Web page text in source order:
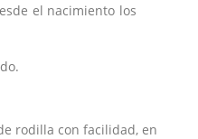
el nacimiento los
rodilla con facilidad, en